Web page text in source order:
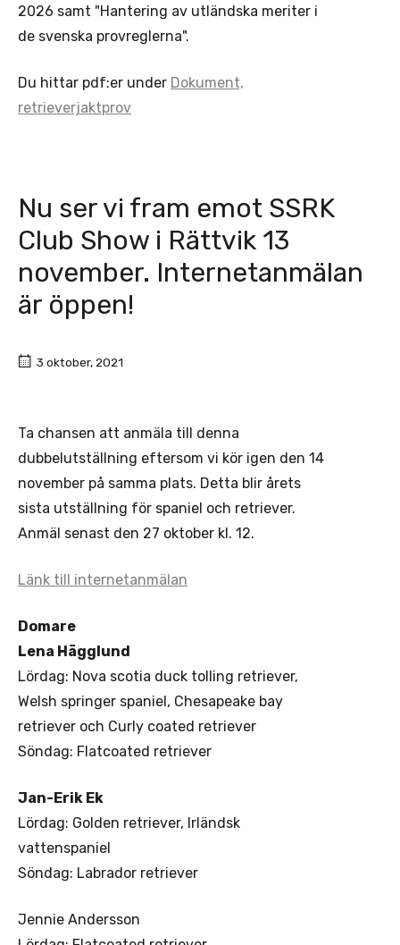
2026 samt "Hantering av utländska meriter i
de svenska provreglerna".
Du hittar pdf:er under Dokument,
retrieverjaktprov
Nu ser vi fram emot SSRK
Club Show i Rättvik 13
november. Internetanmälan
är öppen!
3 oktober, 2021
Ta chansen att anmäla till denna
dubbelutställning eftersom vi kör igen den 14
november på samma plats. Detta blir årets
sista utställning för spaniel och retriever.
Anmäl senast den 27 oktober kl. 12.
Länk till internetanmälan
Domare
Lena Hägglund
Lördag: Nova scotia duck tolling retriever,
Welsh springer spaniel, Chesapeake bay
retriever och Curly coated retriever
Söndag: Flatcoated retriever
Jan-Erik Ek
Lördag: Golden retriever, Irländsk
vattenspaniel
Söndag: Labrador retriever
Jennie Andersson